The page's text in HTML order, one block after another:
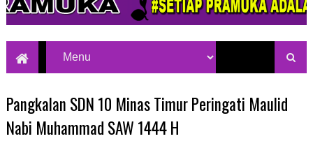
Pangkalan SDN 10 Minas Timur Peringati Maulid
Nabi Muhammad SAW 1444 H